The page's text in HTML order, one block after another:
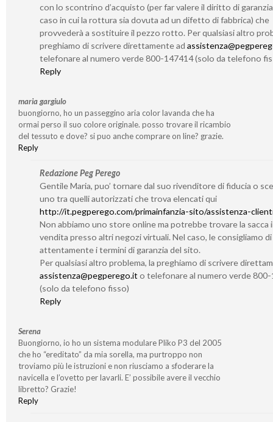
con lo scontrino d’acquisto (per far valere il diritto di
caso in cui la rottura sia dovuta ad un difetto di fabbrica) che
provvederà a sostituire il pezzo rotto. Per qualsiasi altro
preghiamo di scrivere direttamente ad
telefonare al numero verde 800-147414 (solo da telefono
Reply
maria gargiulo
buongiorno, ho un passeggino aria color lavanda che ha
ormai perso il suo colore originale. posso trovare il ricambio
del tessuto e dove? si puo anche comprare on line? grazie.
Reply
Redazione Peg Perego
Gentile Maria, puo’ tornare dal suo rivenditore di fiducia o
uno tra quelli autorizzati che trova elencati qui
http://it.pegperego.com/primainfanzia-sito/assistenza-
Non abbiamo uno store online ma potrebbe trovare la sacca
vendita presso altri negozi virtuali. Nel caso, le consigliamo
attentamente i termini di garanzia del sito.
Per qualsiasi altro problema, la preghiamo di scrivere
assistenza@pegperego.ito telefonare al numero verde 800-
(solo da telefono fisso)
Reply
Serena
Buongiorno, io ho un sistema modulare Pliko P3 del 2005
che ho “ereditato” da mia sorella, ma purtroppo non
troviamo più le istruzioni e non riusciamo a sfoderare la
navicella e l’ovetto per lavarli. E’ possibile avere il vecchio
libretto? Grazie!
Reply